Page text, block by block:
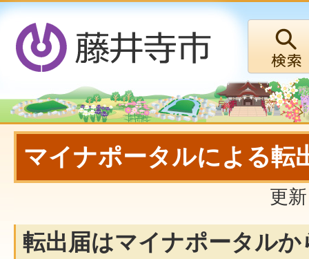
マイナポータルによる転
更
転出届はマイナポータル